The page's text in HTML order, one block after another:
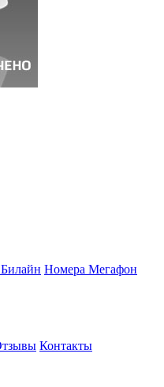
Номера Мегафон
Контакты